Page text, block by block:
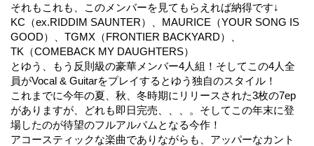
それもこれも、このメンバーを見てもらえれば納得です↓
KC（ex.RIDDIM SAUNTER）、MAURICE（YOUR SONG IS
GOOD）、TGMX（FRONTIER BACKYARD）、
TK（COMEBACK MY DAUGHTERS）
とゆう、もう反則級の豪華メンバー4人組！そしてこの4人全
員がVocal & Guitarをプレイするとゆう独自のスタイル！
これまでに今年の夏、秋、冬時期にリリースされた3枚の7ep
がありますが、どれも即日完売、、、。そしてこの年末に登
場したのが待望のフルアルバムとなる今作！
アコースティックな楽曲でありながらも、アッパーなカント